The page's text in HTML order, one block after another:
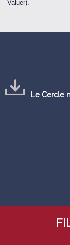
Valuer).
Le Cercle